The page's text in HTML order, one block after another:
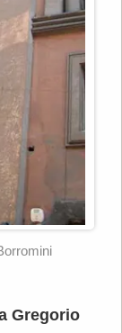
Gregorio